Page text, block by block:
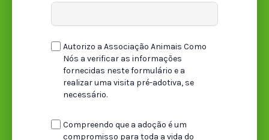
Autorizo a Associação Animais Como
Nós a verificar as informações
fornecidas neste formulário e a
realizar uma visita pré-adotiva, se
necessário.
Compreendo que a adoção é um
compromisso para toda a vida do